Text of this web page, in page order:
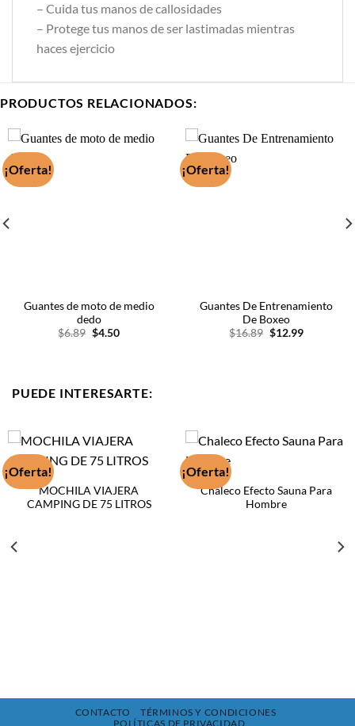
– Cuida tus manos de callosidades
– Protege tus manos de ser lastimadas mientras
haces ejercicio
PRODUCTOS RELACIONADOS:
¡Oferta!
Guantes de moto de medio
dedo
$6.89 El
$4.50El
¡Oferta!
Guantes De Entrenamiento
De Boxeo
$16.89 El
$12.99El
PUEDE INTERESARTE:
¡Oferta!
MOCHILA VIAJERA
CAMPING DE 75 LITROS
¡Oferta!
Chaleco Efecto Sauna Para
Hombre
CONTACTO
TÉRMINOS Y CONDICIONES
POLÍTICAS DE PRIVACIDAD